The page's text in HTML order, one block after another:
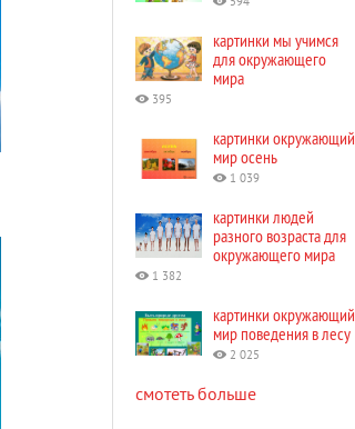
картинки мы учимся
для окружающего
мира
395
картинки окружающий
мир осень
1 039
картинки людей
разного возраста для
окружающего мира
1 382
картинки окружающий
мир поведения в лесу
2 025
смотеть больше